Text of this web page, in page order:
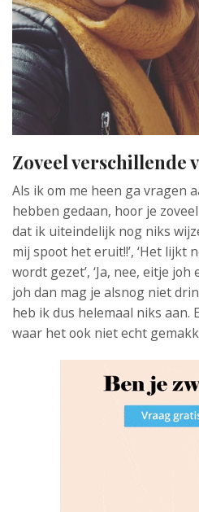
Zoveel verschillende
Als ik om me heen ga vragen
hebben gedaan, hoor je
dat ik uiteindelijk nog niks
mij spoot het eruit!!’, ‘Het lijkt
wordt gezet’, ‘Ja, nee, eitje joh
joh dan mag je alsnog niet
heb ik dus helemaal niks aan.
waar het ook niet echt